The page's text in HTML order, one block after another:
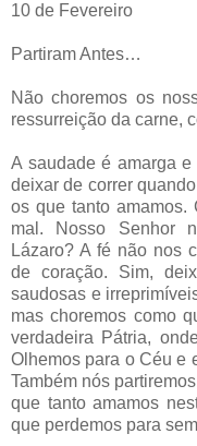
10 de Fevereiro
Partiram Antes…
Não choremos os
ressurreição da carne,
A saudade é amarga
deixar de correr
os que tanto amamos.
mal. Nosso Senhor
Lázaro? A fé não nos
de coração. Sim,
saudosas e
mas choremos como
verdadeira Pátria,
Olhemos para o Céu e
Também nós
que tanto amamos
que perdemos para